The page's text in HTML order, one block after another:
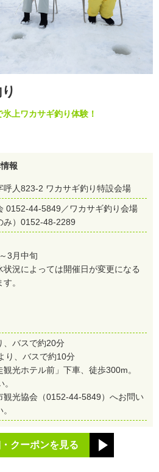
上ワカサギ釣り体験！
報
呼人823-2 ワカサギ釣り特設会場
0152-44-5849／ワカサギ釣り会場
み）0152-48-2289
3月中旬
況によっては開催日が変更になる
。
、バスで約20分
り、バスで約10分
光ホテル前」下車、徒歩300m。
光協会（0152-44-5849）へお問い
クーポンを見る